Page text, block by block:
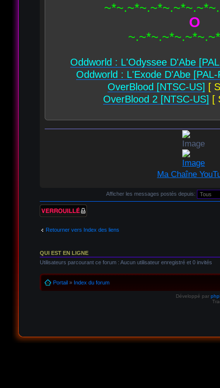
O
Oddworld : L'Odyssee D'Abe
Oddworld : L'Exode D'Abe [PAL-
OverBlood [NTSC-US] [
OverBlood 2 [NTSC-US] [
Ma Chaîne
Afficher les messages postés depuis:
Sujet verrouillé
Retourner vers Index des liens
QUI EST EN LIGNE
Utilisateurs parcourant ce forum : Aucun utilisateur enregistré et 0 invités
Portail » Index du forum
Développé par